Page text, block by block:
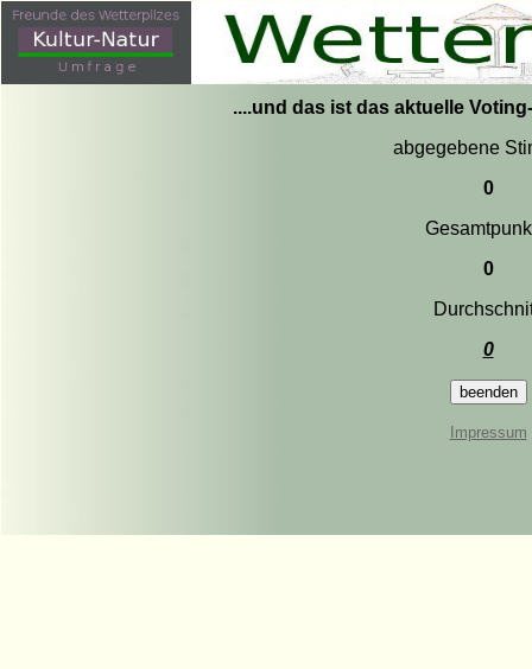
....und das ist das aktuelle
abgegebene
0
0
0
Impressum